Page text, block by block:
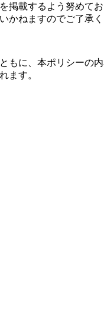
載するよう努めて
かねますのでご了承く
に、本ポリシーの
ます。